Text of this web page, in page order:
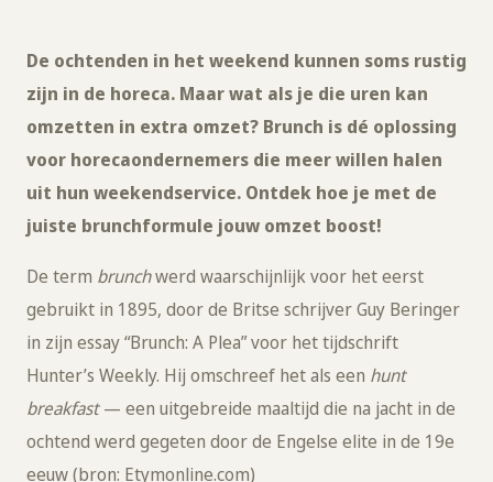
De ochtenden in het weekend kunnen soms rustig
zijn in de horeca. Maar wat als je die uren kan
omzetten in extra omzet? Brunch is dé oplossing
voor horecaondernemers die meer willen halen
uit hun weekendservice. Ontdek hoe je met de
juiste brunchformule jouw omzet boost!
De term brunchwerd waarschijnlijk voor het eerst
gebruikt in 1895, door de Britse schrijver Guy Beringer
in zijn essay “Brunch: A Plea” voor het tijdschrift
Hunter’s Weekly. Hij omschreef het als een hunt
breakfast— een uitgebreide maaltijd die na jacht in de
ochtend werd gegeten door de Engelse elite in de 19e
eeuw (bron: Etymonline.com)